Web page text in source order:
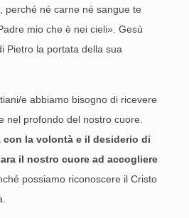
perché né carne né sangue te
mio che è nei cieli». Gesù
Pietro la portata della sua
e abbiamo bisogno di ricevere
nel profondo del nostro cuore.
con la volontà e il desiderio di
il nostro cuore ad accogliere
possiamo riconoscere il Cristo